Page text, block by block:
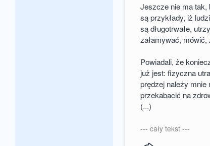
Jeszcze nie ma tak,
są przykłady, iż
są długotrwałe,
załamywać,
Powiadali, że
już jest: fizyczna
prędzej należy mnie
przekabacić na
(...)
--- cały tekst ---